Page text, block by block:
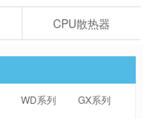
CPU散热器
WD系列 GX系列